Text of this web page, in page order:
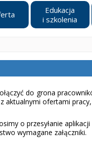
Edukacja
i szkolenia
do grona
aktualnymi ofertami
o przesyłanie aplikacji
wymagane załączniki.